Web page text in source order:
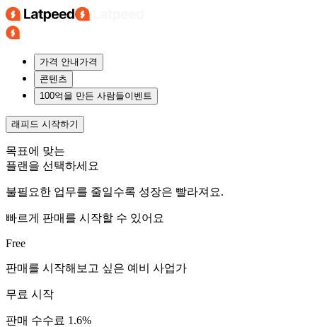
가격 안내 가격
콘텐츠
100억을 만든 사람들이벤트
래피드 시작하기
목표에 맞는
플랜을 선택하세요
불필요한 업무를 줄일수록 성장은 빨라져요.
빠르게 판매를 시작할 수 있어요
Free
판매를 시작해보고 싶은 예비 사업가
무료 시작
판매 수수료 1.6%